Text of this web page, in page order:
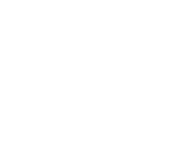
de lecture 2015.